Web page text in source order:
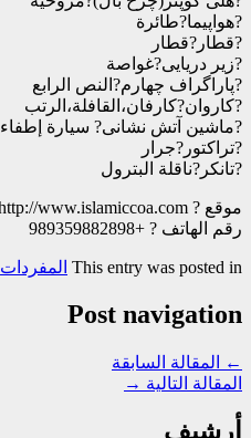
?هواپيما?طائرة
?قطار?قطار
?زير دريايى?غواصة
?پاراگراف چهارم?النص الرابع
?كاروان?كارفان،القافلة،الرتب
?ماشين آتش نشانى? سیارة إطفاء
?تراكتور?جرار
?تانکر?ناقلة البترول
موقع ? http://www.islamiccoa.com
رقم الهاتف ? +989359882898
This entry was posted in المفردات
Post navigation
←
المقالة السابقة
المقالة التالية →
أرشيف